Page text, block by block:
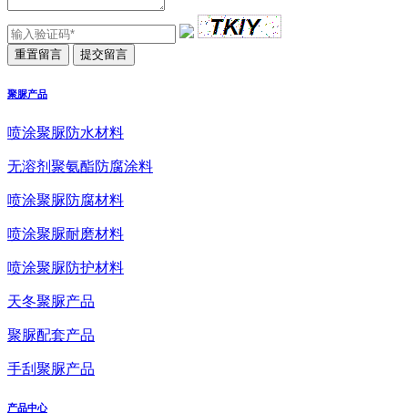
聚脲产品
喷涂聚脲防水材料
无溶剂聚氨酯防腐涂料
喷涂聚脲防腐材料
喷涂聚脲耐磨材料
喷涂聚脲防护材料
天冬聚脲产品
聚脲配套产品
手刮聚脲产品
产品中心